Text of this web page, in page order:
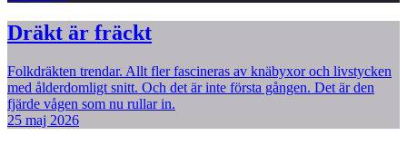
Dräkt är fräckt
Folkdräkten trendar. Allt fler fascineras av knäbyxor och livstycken
med ålderdomligt snitt. Och det är inte första gången. Det är den
fjärde vågen som nu rullar in.
25 maj 2026